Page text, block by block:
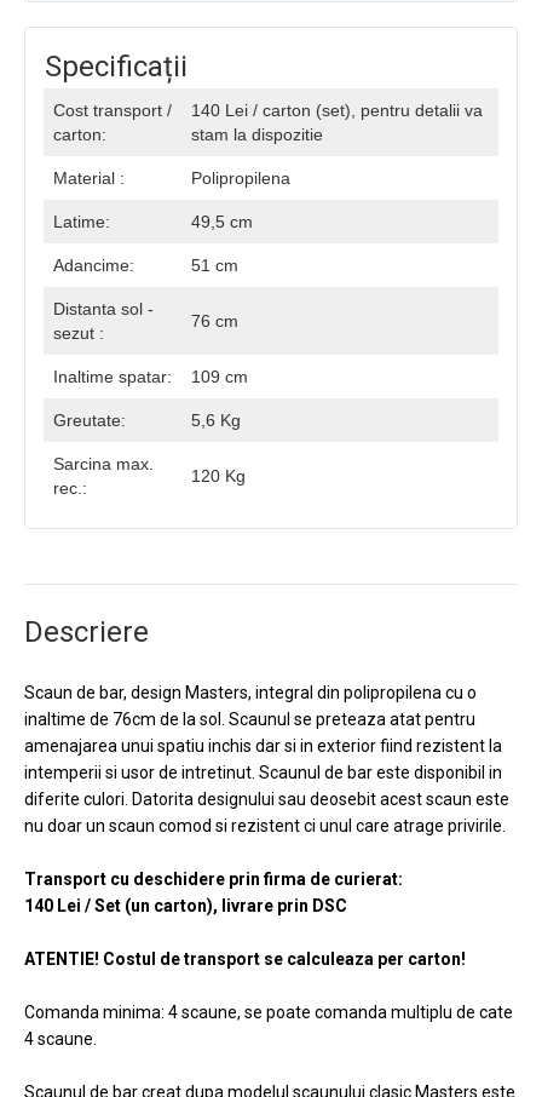
Specificații
Cost transport /
carton:
140 Lei / carton (set), pentru detalii va
stam la dispozitie
Material : Polipropilena
Latime: 49,5 cm
Adancime: 51 cm
Distanta sol -
sezut :
76 cm
Inaltime spatar: 109 cm
Greutate: 5,6 Kg
Sarcina max.
rec.:
120 Kg
Descriere
Scaun de bar, design Masters, integral din polipropilena cu o
inaltime de 76cm de la sol. Scaunul se preteaza atat pentru
amenajarea unui spatiu inchis dar si in exterior fiind rezistent la
intemperii si usor de intretinut. Scaunul de bar este disponibil in
diferite culori. Datorita designului sau deosebit acest scaun este
nu doar un scaun comod si rezistent ci unul care atrage privirile.
Transport cu deschidere prin firma de curierat:
140 Lei / Set (un carton), livrare prin DSC
ATENTIE! Costul de transport se calculeaza per carton!
Comanda minima: 4 scaune, se poate comanda multiplu de cate
4 scaune.
Scaunul de bar creat dupa modelul scaunului clasic Masters este